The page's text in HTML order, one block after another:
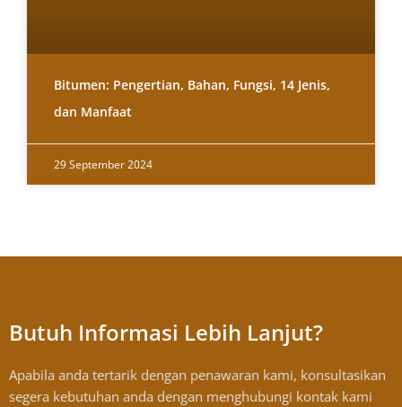
Bitumen: Pengertian, Bahan, Fungsi, 14 Jenis,
dan Manfaat
29 September 2024
Butuh Informasi Lebih Lanjut?
Apabila anda tertarik dengan penawaran kami, konsultasikan
segera kebutuhan anda dengan menghubungi kontak kami